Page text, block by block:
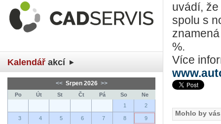
Kalendář akcí
<< Srpen 2026 >>
Po Út St Čt Pá So
Ne
1
2
3 4 5 6 7 8 9
uvádí,
spolu s
%.
Více
Mohlo by